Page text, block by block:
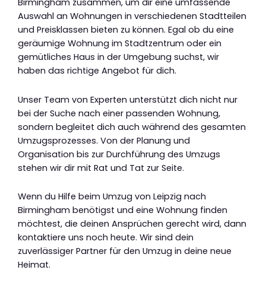
Birmingham zusammen, um dir eine umfassende
Auswahl an Wohnungen in verschiedenen Stadtteilen
und Preisklassen bieten zu können. Egal ob du eine
geräumige Wohnung im Stadtzentrum oder ein
gemütliches Haus in der Umgebung suchst, wir
haben das richtige Angebot für dich.
Unser Team von Experten unterstützt dich nicht nur
bei der Suche nach einer passenden Wohnung,
sondern begleitet dich auch während des gesamten
Umzugsprozesses. Von der Planung und
Organisation bis zur Durchführung des Umzugs
stehen wir dir mit Rat und Tat zur Seite.
Wenn du Hilfe beim Umzug von Leipzig nach
Birmingham benötigst und eine Wohnung finden
möchtest, die deinen Ansprüchen gerecht wird, dann
kontaktiere uns noch heute. Wir sind dein
zuverlässiger Partner für den Umzug in deine neue
Heimat.